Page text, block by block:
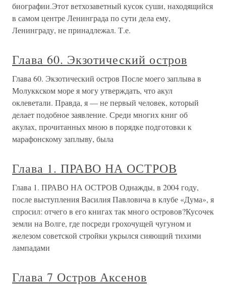
биографии.Этот ветхозаветный кусок суши, находящийся
в самом центре Ленинграда по сути дела ему,
Ленинграду, не принадлежал. Т.е.
Глава 60. Экзотический остров
Глава 60. Экзотический остров После моего заплыва в
Молуккском море я могу утверждать, что акул
оклеветали. Правда, я — не первый человек, который
делает подобное заявление. Среди многих книг об
акулах, прочитанных мною в порядке подготовки к
марафонскому заплыву, была
Глава 1. ПРАВО НА ОСТРОВ
Глава 1. ПРАВО НА ОСТРОВ Однажды, в 2004 году,
после выступления Василия Павловича в клубе «Дума», я
спросил: отчего в его книгах так много островов?Кусочек
земли на Волге, где посреди грохочущей чугуном и
железом советской стройки укрылся сияющий тихими
лампадами
Глава 7 Остров Аксенов